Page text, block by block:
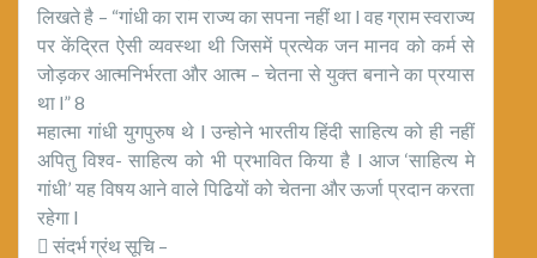
लिखते है – “गांधी का राम राज्य का सपना नहीं था l वह ग्राम स्वराज्य
पर केंद्रित ऐसी व्यवस्था थी जिसमें प्रत्येक जन मानव को कर्म से
जोड़कर आत्मनिर्भरता और आत्म – चेतना से युक्त बनाने का प्रयास
था l” 8
महात्मा गांधी युगपुरुष थे l उन्होने भारतीय हिंदी साहित्य को ही नहीं
अपितु विश्व- साहित्य को भी प्रभावित किया है l आज ‘साहित्य मे
गांधी’ यह विषय आने वाले पिढियों को चेतना और ऊर्जा प्रदान करता
रहेगा l
 संदर्भ ग्रंथ सूचि –